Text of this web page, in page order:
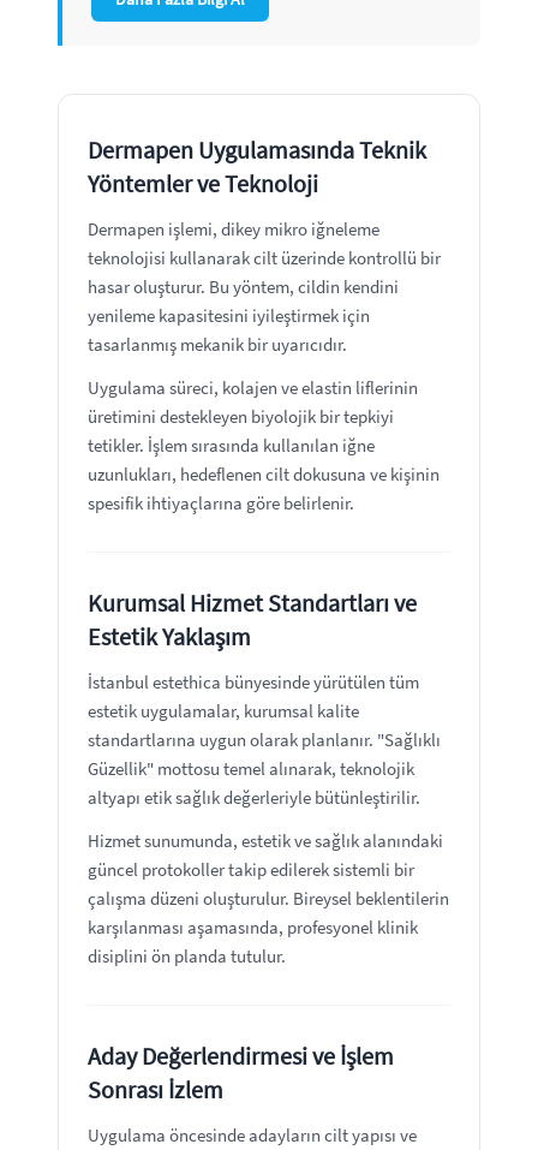
Dermapen Uygulamasında Teknik
Yöntemler ve Teknoloji
Dermapen işlemi, dikey mikro iğneleme
teknolojisi kullanarak cilt üzerinde kontrollü bir
hasar oluşturur. Bu yöntem, cildin kendini
yenileme kapasitesini iyileştirmek için
tasarlanmış mekanik bir uyarıcıdır.
Uygulama süreci, kolajen ve elastin liflerinin
üretimini destekleyen biyolojik bir tepkiyi
tetikler. İşlem sırasında kullanılan iğne
uzunlukları, hedeflenen cilt dokusuna ve kişinin
spesifik ihtiyaçlarına göre belirlenir.
Kurumsal Hizmet Standartları ve
Estetik Yaklaşım
İstanbul estethica bünyesinde yürütülen tüm
estetik uygulamalar, kurumsal kalite
standartlarına uygun olarak planlanır. "Sağlıklı
Güzellik" mottosu temel alınarak, teknolojik
altyapı etik sağlık değerleriyle bütünleştirilir.
Hizmet sunumunda, estetik ve sağlık alanındaki
güncel protokoller takip edilerek sistemli bir
çalışma düzeni oluşturulur. Bireysel beklentilerin
karşılanması aşamasında, profesyonel klinik
disiplini ön planda tutulur.
Aday Değerlendirmesi ve İşlem
Sonrası İzlem
Uygulama öncesinde adayların cilt yapısı ve